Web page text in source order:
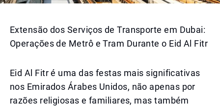
Extensão dos Serviços de Transporte em Dubai:
Operações de Metrô e Tram Durante o Eid Al Fitr
Eid Al Fitr é uma das festas mais significativas
nos Emirados Árabes Unidos, não apenas por
razões religiosas e familiares, mas também